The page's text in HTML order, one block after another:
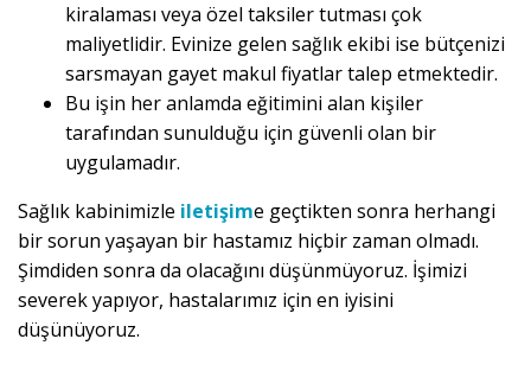
kiralaması veya özel taksiler tutması çok
maliyetlidir. Evinize gelen sağlık ekibi ise bütçenizi
sarsmayan gayet makul fiyatlar talep etmektedir.
Bu işin her anlamda eğitimini alan kişiler
tarafından sunulduğu için güvenli olan bir
uygulamadır.
Sağlık kabinimizle iletişime geçtikten sonra herhangi
bir sorun yaşayan bir hastamız hiçbir zaman olmadı.
Şimdiden sonra da olacağını düşünmüyoruz. İşimizi
severek yapıyor, hastalarımız için en iyisini
düşünüyoruz.